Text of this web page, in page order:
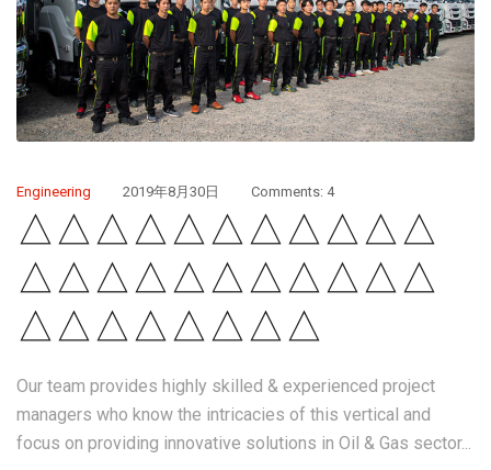
Engineering 2019年8月30日 Comments: 4
△△△△△△△△△△△
△△△△△△△△△△△
△△△△△△△△
Our team provides highly skilled & experienced project
managers who know the intricacies of this vertical and
focus on providing innovative solutions in Oil & Gas sector...